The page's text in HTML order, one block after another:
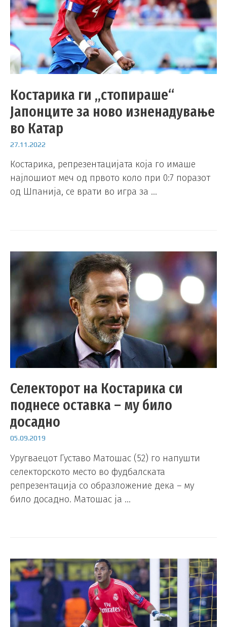
Костарика ги „стопираше“
Јапонците за ново изненадување
во Катар
27.11.2022
Костарика, репрезентацијата која го имаше
најлошиот меч од првото коло при 0:7 поразот
од Шпанија, се врати во игра за …
Селекторот на Костарика си
поднесе оставка – му било
досадно
05.09.2019
Уругваецот Густаво Матошас (52) го напушти
селекторското место во фудбалската
репрезентација со образложение дека – му
било досадно. Матошас ја …